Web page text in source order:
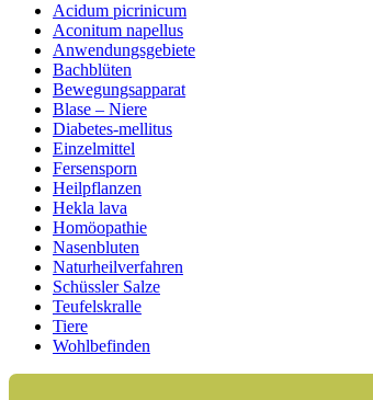
Acidum picrinicum
Aconitum napellus
Anwendungsgebiete
Bachblüten
Bewegungsapparat
Blase – Niere
Diabetes-mellitus
Einzelmittel
Fersensporn
Heilpflanzen
Hekla lava
Homöopathie
Nasenbluten
Naturheilverfahren
Schüssler Salze
Teufelskralle
Tiere
Wohlbefinden